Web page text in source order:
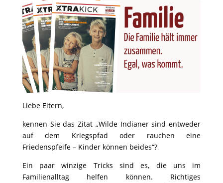
Liebe Eltern,
kennen Sie das Zitat „Wilde Indianer sind entweder
auf dem Kriegspfad oder rauchen eine
Friedenspfeife – Kinder können beides“?
Ein paar winzige Tricks sind es, die uns im
Familienalltag helfen können. Richtiges